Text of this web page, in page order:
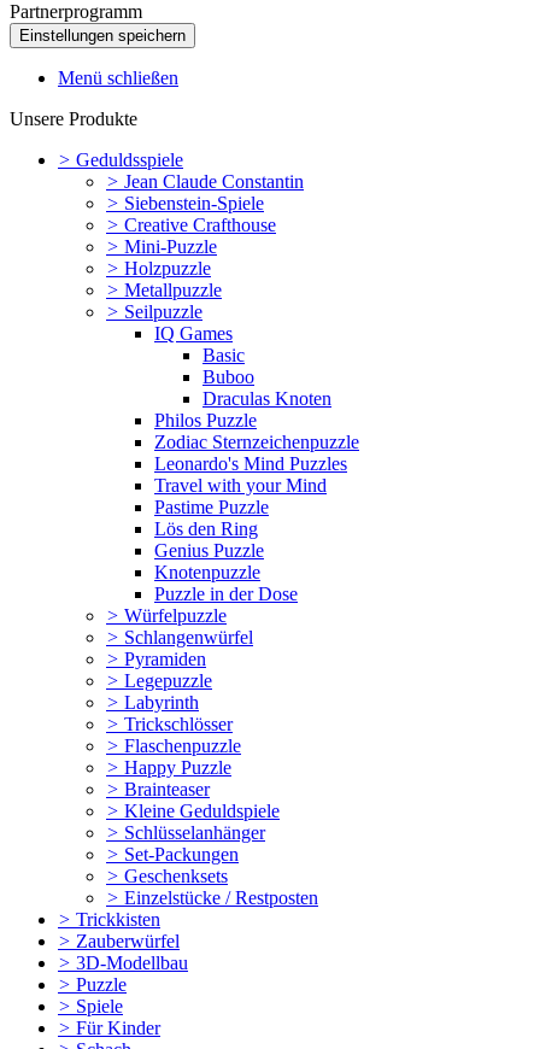
Partnerprogramm
Menü schließen
Unsere Produkte
> Geduldsspiele
> Jean Claude Constantin
> Siebenstein-Spiele
> Creative Crafthouse
> Mini-Puzzle
> Holzpuzzle
> Metallpuzzle
> Seilpuzzle
IQ Games
Basic
Buboo
Draculas Knoten
Philos Puzzle
Zodiac Sternzeichenpuzzle
Leonardo's Mind Puzzles
Travel with your Mind
Pastime Puzzle
Lös den Ring
Genius Puzzle
Knotenpuzzle
Puzzle in der Dose
> Würfelpuzzle
> Schlangenwürfel
> Pyramiden
> Legepuzzle
> Labyrinth
> Trickschlösser
> Flaschenpuzzle
> Happy Puzzle
> Brainteaser
> Kleine Geduldspiele
> Schlüsselanhänger
> Set-Packungen
> Geschenksets
> Einzelstücke / Restposten
> Trickkisten
> Zauberwürfel
> 3D-Modellbau
> Puzzle
> Spiele
> Für Kinder